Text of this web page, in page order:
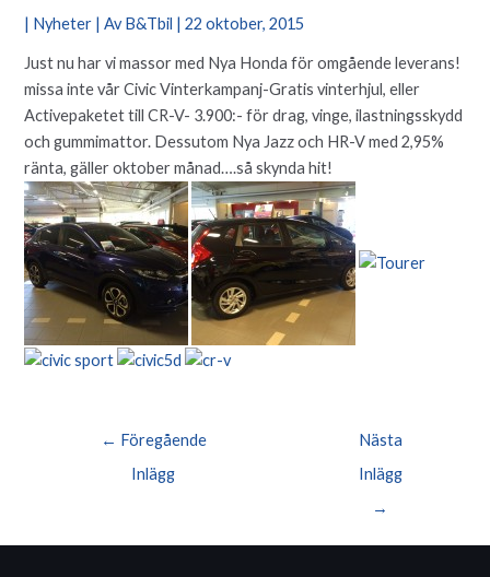
| Nyheter | Av B&Tbil |22 oktober, 2015
Just nu har vi massor med Nya Honda för omgående leverans!
missa inte vår Civic Vinterkampanj-Gratis vinterhjul, eller
Activepaketet till CR-V- 3.900:- för drag, vinge, ilastningsskydd
och gummimattor. Dessutom Nya Jazz och HR-V med 2,95%
ränta, gäller oktober månad….så skynda hit!
Inläggsnavigering
← Föregående
Inlägg
Nästa
Inlägg
→